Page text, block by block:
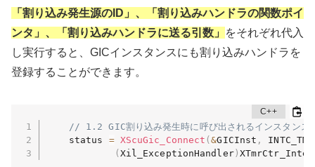
「割り込み発生源のID」、「割り込みハンドラの関数ポイ
ンタ」、「割り込みハンドラに送る引数」
をそれぞれ代入
し実行すると、GICインスタンスにも割り込みハンドラを
登録することができます。
// 1.2 GIC割り込み発生時に呼び出されるインスタンス
    status
= XScuGic_Connect (&GICInst ,
( Xil_ExceptionHandler)